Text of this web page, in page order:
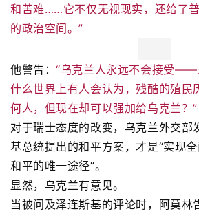
和苦难……它不仅无视现实，还给了
的政治空间。”
他警告：“乌克兰人永远不会接受——
什么世界上有人会认为，残酷的殖民
何人，但现在却可以强加给乌克兰？”
对于瑞士态度的改变，乌克兰外交部
基总统提出的和平方案，才是“实现
和平的唯一途径”。
显然，乌克兰有意见。
当被问及泽连斯基的评论时，阿莫林